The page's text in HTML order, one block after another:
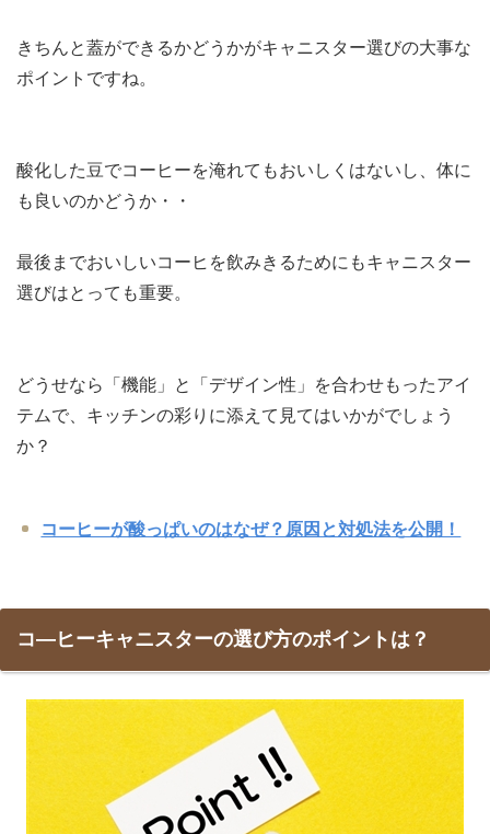
きちんと蓋ができるかどうかがキャニスター選びの大事な
ポイントですね。
酸化した豆でコーヒーを淹れてもおいしくはないし、体に
も良いのかどうか・・
最後までおいしいコーヒを飲みきるためにもキャニスター
選びはとっても重要。
どうせなら「機能」と「デザイン性」を合わせもったアイ
テムで、キッチンの彩りに添えて見てはいかがでしょう
か？
コーヒーが酸っぱいのはなぜ？原因と対処法を公開！
コ―ヒーキャニスターの選び方のポイントは？